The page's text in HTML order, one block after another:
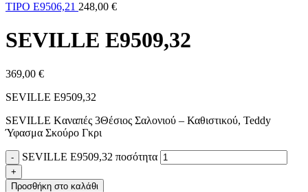
TIPO E9506,21 248,00 €
SEVILLE E9509,32
369,00 €
SEVILLE E9509,32
SEVILLE Kαναπές 3Θέσιος Σαλονιού – Καθιστικού, Teddy
Ύφασμα Σκούρο Γκρι
SEVILLE E9509,32 ποσότητα
Προσθήκη στο καλάθι